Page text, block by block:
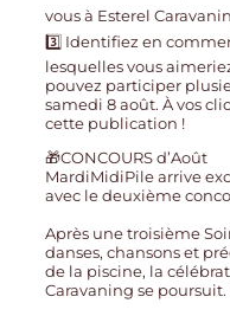
🎁CONCOURS d’Août
MardiMidiPile arrive
avec le deuxième
Après une troisième
danses, chansons et
de la piscine, la
Caravaning se poursuit.